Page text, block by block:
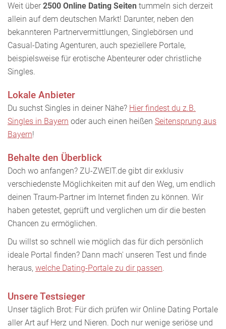
Weit über 2500 Online Dating Seiten tummeln sich derzeit
allein auf dem deutschen Markt! Darunter, neben den
bekannteren Partnervermittlungen, Singlebörsen und
Casual-Dating Agenturen, auch speziellere Portale,
beispielsweise für erotische Abenteurer oder christliche
Singles.
Lokale Anbieter
Du suchst Singles in deiner Nähe? Hier findest du z.B.
Singles in Bayern oder auch einen heißen Seitensprung aus
Bayern!
Behalte den Überblick
Doch wo anfangen? ZU-ZWEIT.de gibt dir exklusiv
verschiedenste Möglichkeiten mit auf den Weg, um endlich
deinen Traum-Partner im Internet finden zu können. Wir
haben getestet, geprüft und verglichen um dir die besten
Chancen zu ermöglichen.
Du willst so schnell wie möglich das für dich persönlich
ideale Portal finden? Dann mach' unseren Test und finde
heraus, welche Dating-Portale zu dir passen.
Unsere Testsieger
Unser täglich Brot: Für dich prüfen wir Online Dating Portale
aller Art auf Herz und Nieren. Doch nur wenige seriöse und